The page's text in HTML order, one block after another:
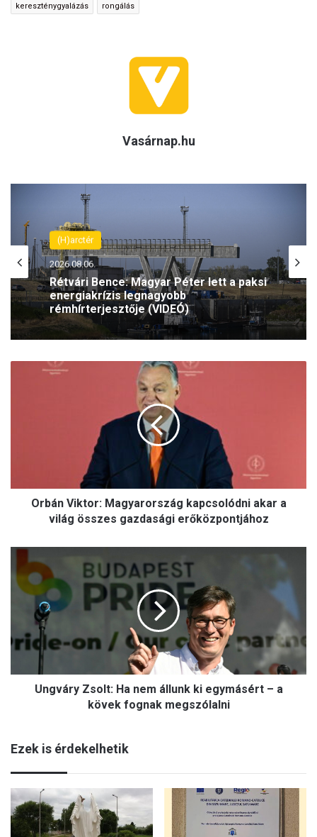
kereszténygyalázás rongálás
Vasárnap.hu
(H)arctér
2026.08.06.
Rétvári Bence: Magyar Péter lett a paksi
energiakrízis legnagyobb
rémhírterjesztője (VIDEÓ)
t
M
o
p
c
s
o
l
Orbán Viktor: Magyarország kapcsolódni akar a
világ összes gazdasági erőközpontjához
y
s
H
e
m
á
Ungváry Zsolt: Ha nem állunk ki egymásért – a
kövek fognak megszólalni
Ezek is érdekelhetik